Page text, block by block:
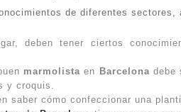
de diferentes
deben tener ciertos
marmolista en Barcelonadebe
y croquis.
saber cómo confeccionar una